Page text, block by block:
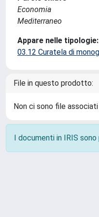
Economia
Mediterraneo
Appare nelle tipologie:
03.12 Curatela di
File in questo prodotto:
Non ci sono file
I documenti in IRIS